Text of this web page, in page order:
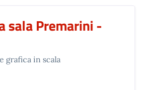
sala Premarini -
grafica in scala
SALA PREMARINI -